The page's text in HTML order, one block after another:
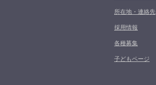
所在地・連絡先
採用情報
各種募集
子どもページ